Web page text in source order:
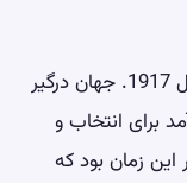
حالا بیایید به قرن بیستم سفر کنیم، به سال 1917. جهان درگیر
برای انتخاب و
زمان بود که